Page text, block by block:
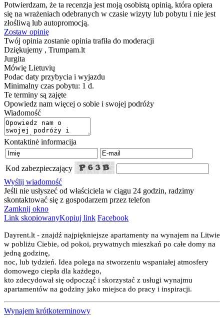
Potwierdzam, że ta recenzja jest moją osobistą opinią, która opiera
się na wrażeniach odebranych w czasie wizyty lub pobytu i nie jest
złośliwą lub autopromocją.
Zostaw opinię
Twój opinia zostanie opinia trafiła do moderacji
Dziękujemy , Trumpam.lt
Jurgita
Mówię Lietuvių
Podac daty przybycia i wyjazdu
Minimalny czas pobytu: 1 d.
Te terminy są zajęte
Opowiedz nam więcej o sobie i swojej podróży
Wiadomość
Kontaktinė informacija
Kod zabezpieczający
Wyślij wiadomość
Jeśli nie usłyszeć od właściciela w ciągu 24 godzin, radzimy
skontaktować się z gospodarzem przez telefon
Zamknij okno
Link skopiowanyKopiuj link Facebook
Dayrent.lt - znajdź najpiękniejsze apartamenty na wynajem na Litwie
w pobliżu Ciebie, od pokoi, prywatnych mieszkań po całe domy na
jedną godzinę,
noc, lub tydzień. Idea polega na stworzeniu wspaniałej atmosfery
domowego ciepła dla każdego,
kto zdecydował się odpocząć i skorzystać z usługi wynajmu
apartamentów na godziny jako miejsca do pracy i inspiracji.
Wynajem krótkoterminowy